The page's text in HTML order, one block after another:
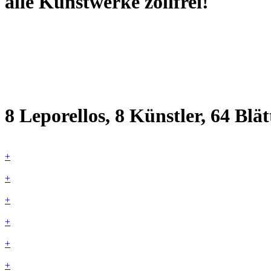
8 Leporellos, 8 Künstler, 64
+
+
+
+
+
+